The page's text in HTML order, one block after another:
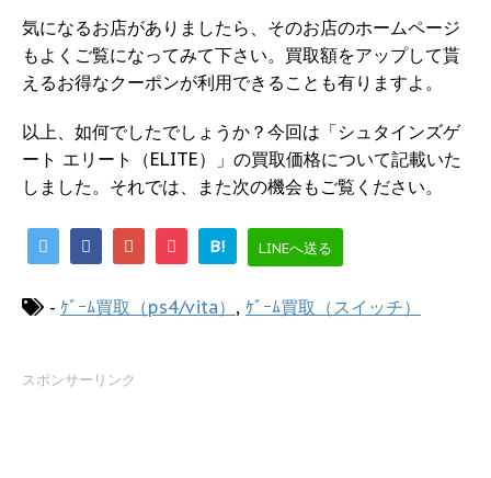
気になるお店がありましたら、そのお店のホームページ
もよくご覧になってみて下さい。買取額をアップして貰
えるお得なクーポンが利用できることも有りますよ。
以上、如何でしたでしょうか？今回は「シュタインズゲ
ート エリート（ELITE）」の買取価格について記載いた
しました。それでは、また次の機会もご覧ください。
B! LINEへ送る
- ｹﾞｰﾑ買取（ps4/vita） , ｹﾞｰﾑ買取（スイッチ）
スポンサーリンク